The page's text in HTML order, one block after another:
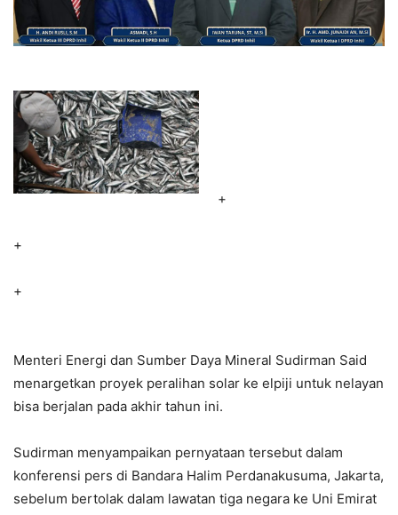
+
+
+
Menteri Energi dan Sumber Daya Mineral Sudirman Said
menargetkan proyek peralihan solar ke elpiji untuk nelayan
bisa berjalan pada akhir tahun ini.
Sudirman menyampaikan pernyataan tersebut dalam
konferensi pers di Bandara Halim Perdanakusuma, Jakarta,
sebelum bertolak dalam lawatan tiga negara ke Uni Emirat